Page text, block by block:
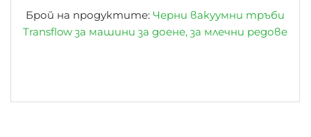
Брой на продуктите: Черни вакуумни тръби
Transflow за машини за доене, за млечни редове